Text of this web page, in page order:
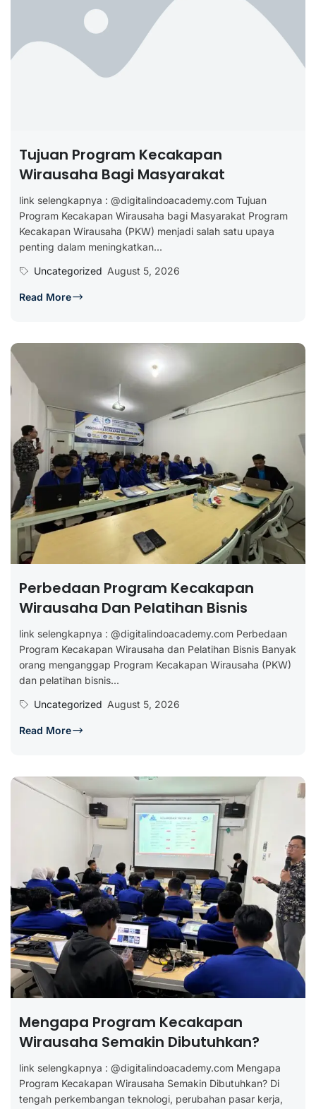
Tujuan Program Kecakapan
Wirausaha Bagi Masyarakat
link selengkapnya : @digitalindoacademy.com Tujuan
Program Kecakapan Wirausaha bagi Masyarakat Program
Kecakapan Wirausaha (PKW) menjadi salah satu upaya
penting dalam meningkatkan...
Uncategorized August 5, 2026
Read More
Perbedaan Program Kecakapan
Wirausaha Dan Pelatihan Bisnis
link selengkapnya : @digitalindoacademy.com Perbedaan
Program Kecakapan Wirausaha dan Pelatihan Bisnis Banyak
orang menganggap Program Kecakapan Wirausaha (PKW)
dan pelatihan bisnis...
Uncategorized August 5, 2026
Read More
Mengapa Program Kecakapan
Wirausaha Semakin Dibutuhkan?
link selengkapnya : @digitalindoacademy.com Mengapa
Program Kecakapan Wirausaha Semakin Dibutuhkan? Di
tengah perkembangan teknologi, perubahan pasar kerja,